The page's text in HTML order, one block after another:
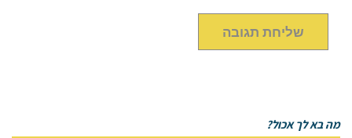
מה בא לך אכול?